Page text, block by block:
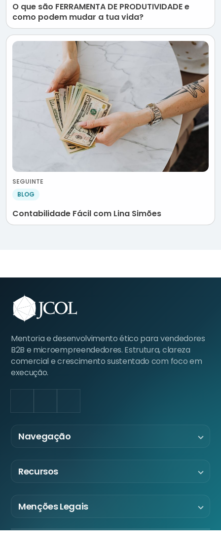
O que são FERRAMENTA DE PRODUTIVIDADE e
como podem mudar a tua vida?
SEGUINTE
BLOG
Contabilidade Fácil com Lina Simões
Mentoria e desenvolvimento ético para vendedores
B2B e microempreendedores. Estrutura, clareza
comercial e crescimento sustentado com foco em
execução.
Navegação
Recursos
Menções Legais